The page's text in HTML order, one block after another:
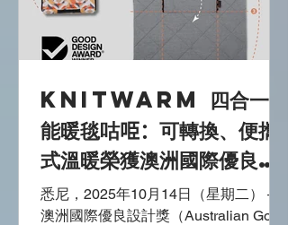
2.0 織暖眼罩 2.0 是一款新一代感官助
眠產品，結合遮光、熱療和香薰功能，
提供提升的放鬆體驗。專為經常出差的
此智能紡織解決方案優先考慮舒適度、
客製化和可持續性。 與傳統笨重且僵硬
的睡眠眼罩不同， 織暖眼罩 2.0 擁有無
縫、人體工學貼合設計，確保
KnitWarm 四合一智
能暖毯咕𠱸：可轉換、便攜
式溫暖榮獲澳洲國際優良設
計獎
悉尼，2025年10月14日（星期二） –
澳洲國際優良設計獎（Australian Good